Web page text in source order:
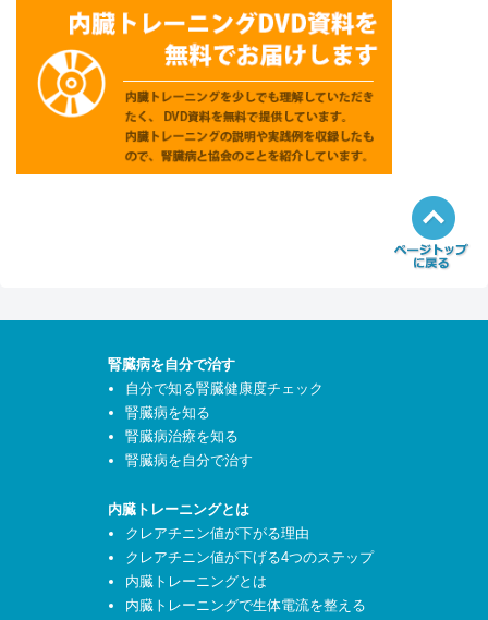
腎臓病を自分で治す
自分で知る腎臓健康度チェック
腎臓病を知る
腎臓病治療を知る
腎臓病を自分で治す
内臓トレーニングとは
クレアチニン値が下がる理由
クレアチニン値が下げる4つのステップ
内臓トレーニングとは
内臓トレーニングで生体電流を整える